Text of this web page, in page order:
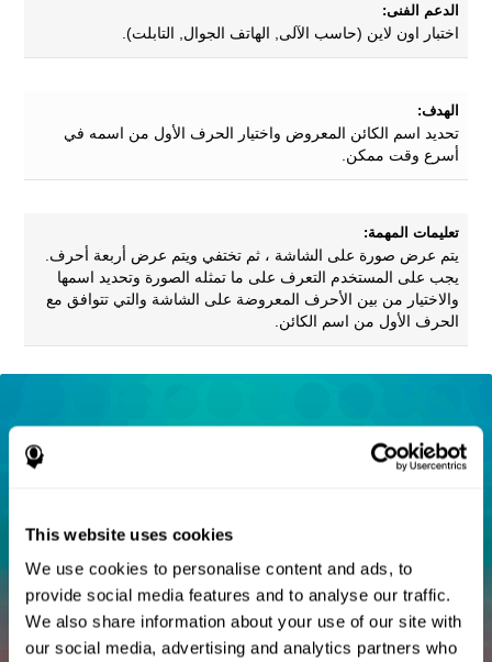
This website uses cookies
We use cookies to personalise content and ads, to
provide social media features and to analyse our traffic.
We also share information about your use of our site with
our social media, advertising and analytics partners who
الدعم الفنى:
اختبار اون لاين (حاسب الآلى, الهاتف الجوال, التابلت).
الهدف:
تحديد اسم الكائن المعروض واختيار الحرف الأول من اسمه في
أسرع وقت ممكن.
تعليمات المهمة:
يتم عرض صورة على الشاشة ، ثم تختفي ويتم عرض أربعة أحرف.
يجب على المستخدم التعرف على ما تمثله الصورة وتحديد اسمها
والاختيار من بين الأحرف المعروضة على الشاشة والتي تتوافق مع
الحرف الأول من اسم الكائن.